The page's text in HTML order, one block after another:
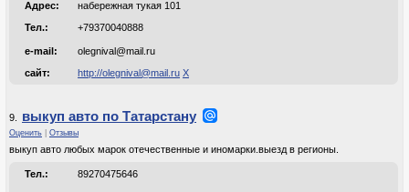
Адрес:
набережная тукая 101
Тел.:
+79370040888
e-mail:
olegnival@mail.ru
сайт:
http://olegnival@mail.ru Х
9. выкуп авто по Татарстану
Оценить Отзывы
выкуп авто любых марок отечественные и иномарки.выезд в регионы.
Тел.: 89270475646